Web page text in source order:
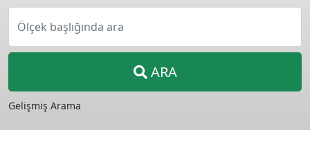
Ölçek başlığında ara
ARA
Gelişmiş Arama